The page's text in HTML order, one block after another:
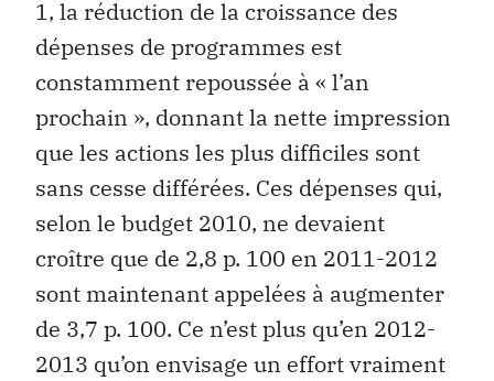
1, la réduction de la croissance des
dépenses de programmes est
constamment repoussée à « l’an
prochain », donnant la nette impression
que les actions les plus difficiles sont
sans cesse différées. Ces dépenses qui,
selon le budget 2010, ne devaient
croître que de 2,8 p. 100 en 2011-2012
sont maintenant appelées à augmenter
de 3,7 p. 100. Ce n’est plus qu’en 2012-
2013 qu’on envisage un effort vraiment